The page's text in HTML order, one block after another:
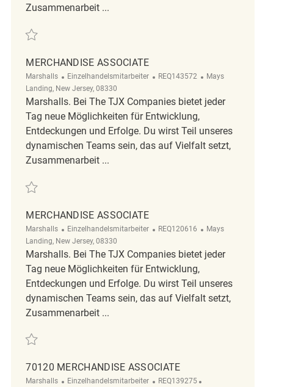
Zusammenarbeit ...
Retten Merchandise Associate REQ136969
MERCHANDISE ASSOCIATE
Marshalls Kategorie
Einzelhandelsmitarbeiter ReqId
REQ143572 Ort
Mays
Landing, New Jersey, 08330
Marshalls. Bei The TJX Companies bietet jeder
Tag neue Möglichkeiten für Entwicklung,
Entdeckungen und Erfolge. Du wirst Teil unseres
dynamischen Teams sein, das auf Vielfalt setzt,
Zusammenarbeit ...
MERCHANDISE ASSOCIATE
Marshalls Kategorie
Einzelhandelsmitarbeiter ReqId
REQ120616 Ort
Mays
Landing, New Jersey, 08330
Marshalls. Bei The TJX Companies bietet jeder
Tag neue Möglichkeiten für Entwicklung,
Entdeckungen und Erfolge. Du wirst Teil unseres
dynamischen Teams sein, das auf Vielfalt setzt,
Zusammenarbeit ...
Retten Merchandise Associate REQ120616
70120 MERCHANDISE ASSOCIATE
Marshalls Kategorie
Einzelhandelsmitarbeiter ReqId
REQ139275